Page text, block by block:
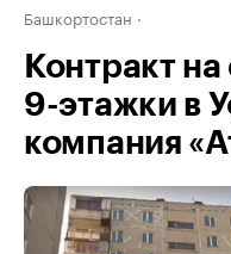
Башкортостан
Контракт
9-этажки в
компания